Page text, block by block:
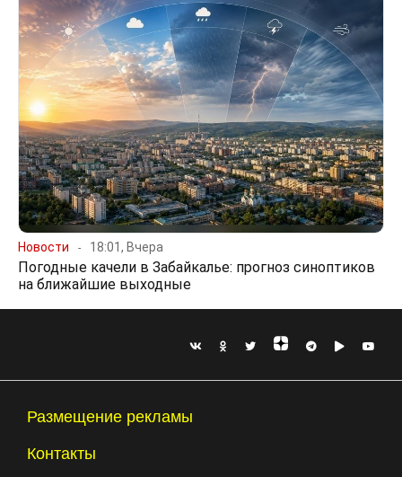
Новости 18:01, Вчера
Погодные качели в Забайкалье: прогноз синоптиков
на ближайшие выходные
Размещение рекламы
Контакты